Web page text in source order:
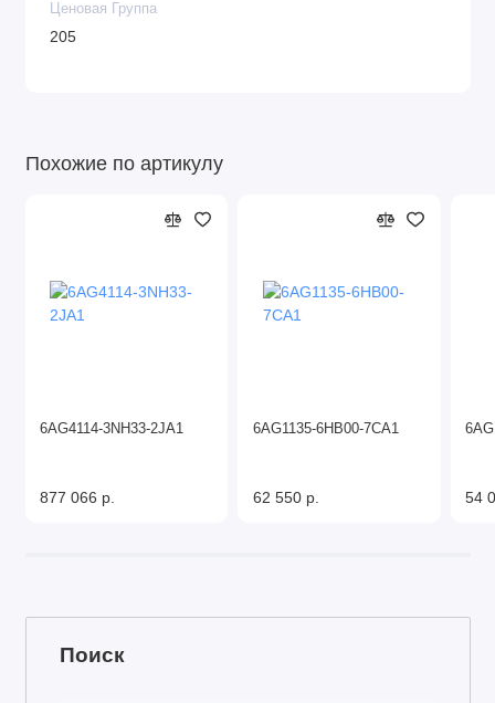
Ценовая Группа
205
Похожие по артикулу
6AG4114-3NH33-2JA1
877 066 р.
6AG1135-6HB00-7CA1
62 550 р. 54
Поиск